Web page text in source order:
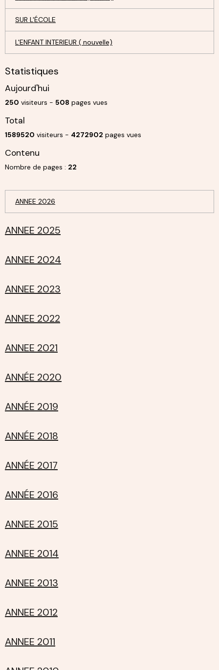
SUR L'ÉCOLE
L'ENFANT INTERIEUR ( nouvelle)
Statistiques
Aujourd'hui
250 visiteurs - 508 pages vues
Total
1589520 visiteurs - 4272902 pages vues
Contenu
Nombre de pages : 22
ANNEE 2026
ANNEE 2025
ANNEE 2024
ANNEE 2023
ANNEE 2022
ANNEE 2021
ANNÉE 2020
ANNÉE 2019
ANNÉE 2018
ANNÉE 2017
ANNÉE 2016
ANNEE 2015
ANNEE 2014
ANNEE 2013
ANNEE 2012
ANNEE 2011